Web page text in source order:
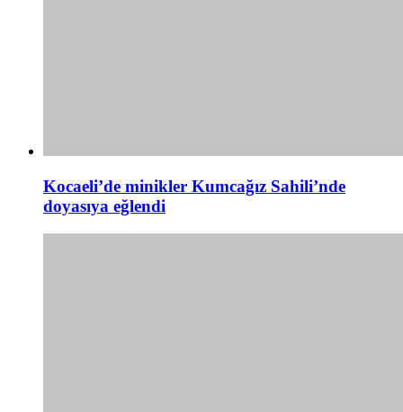
Kocaeli’de minikler Kumcağız Sahili’nde
doyasıya eğlendi